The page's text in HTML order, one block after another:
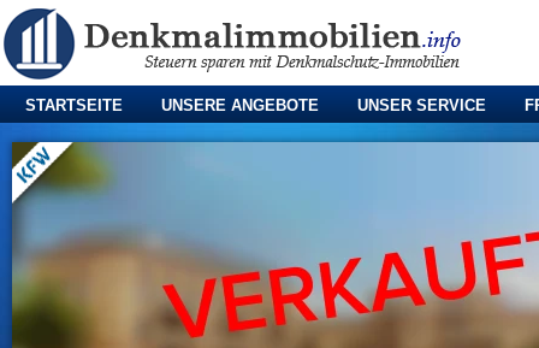
STARTSEITE UNSERE ANGEBOTE UNSER SERVICE